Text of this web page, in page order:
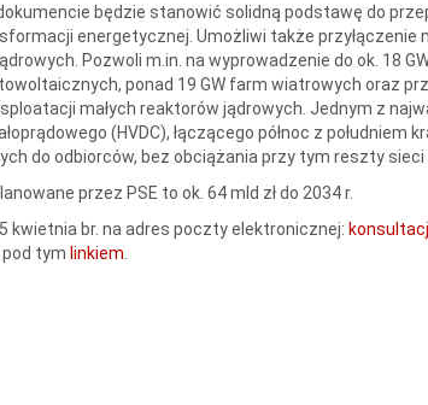
będzie stanowić solidną podstawę do
energetycznej. Umożliwi także przyłączenie
Pozwoli m.in. na wyprowadzenie do ok. 18
ponad 19 GW farm wiatrowych oraz
małych reaktorów jądrowych. Jednym z
(HVDC), łączącego północ z południem
do odbiorców, bez obciążania przy tym reszty sieci
przez PSE to ok. 64 mld zł do 2034 r.
kwietnia br. na adres poczty elektronicznej:
tym linkiem